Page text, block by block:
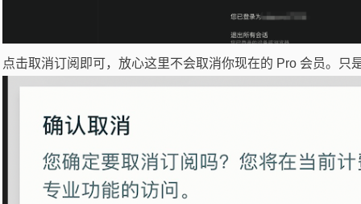
点击取消订阅即可，放心这里不会取消你现在的 Pro 会员。只